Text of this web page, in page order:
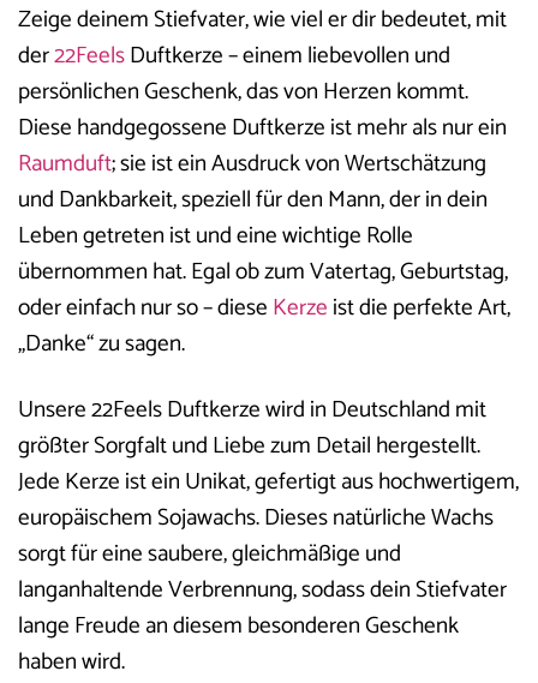
Zeige deinem Stiefvater, wie viel er dir bedeutet, mit
der22FeelsDuftkerze – einem liebevollen und
persönlichen Geschenk, das von Herzen kommt.
Diese handgegossene Duftkerze ist mehr als nur ein
Raumduft; sie ist ein Ausdruck von Wertschätzung
und Dankbarkeit, speziell für den Mann, der in dein
Leben getreten ist und eine wichtige Rolle
übernommen hat. Egal ob zum Vatertag, Geburtstag,
oder einfach nur so – dieseKerzeist die perfekte Art,
„Danke“ zu sagen.
Unsere 22Feels Duftkerze wird in Deutschland mit
größter Sorgfalt und Liebe zum Detail hergestellt.
Jede Kerze ist ein Unikat, gefertigt aus hochwertigem,
europäischem Sojawachs. Dieses natürliche Wachs
sorgt für eine saubere, gleichmäßige und
langanhaltende Verbrennung, sodass dein Stiefvater
lange Freude an diesem besonderen Geschenk
haben wird.